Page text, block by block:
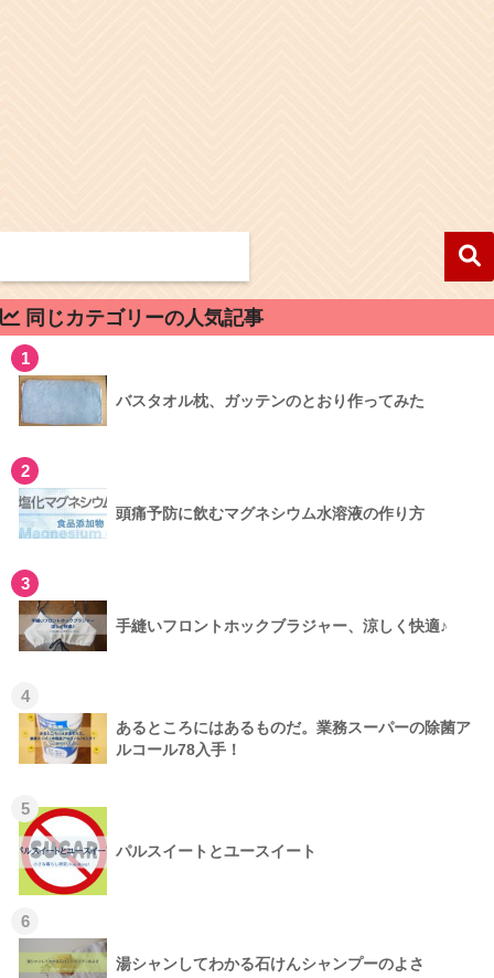
同じカテゴリーの人気記事
1
バスタオル枕、ガッテンのとおり作ってみた
2
頭痛予防に飲むマグネシウム水溶液の作り方
3
手縫いフロントホックブラジャー、涼しく快適♪
4
あるところにはあるものだ。業務スーパーの除菌ア
ルコール78入手！
5
パルスイートとユースイート
6
湯シャンしてわかる石けんシャンプーのよさ